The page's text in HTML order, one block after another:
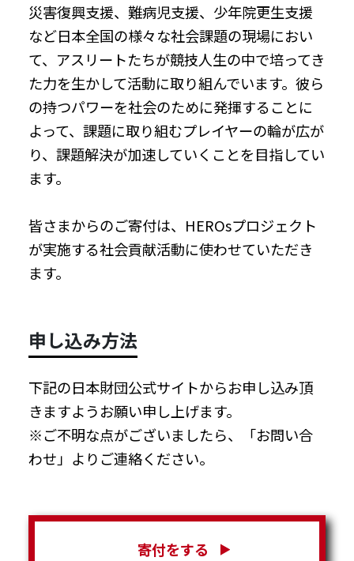
災害復興支援、難病児支援、少年院更生支援
など日本全国の様々な社会課題の現場におい
て、アスリートたちが競技人生の中で培ってき
た力を生かして活動に取り組んでいます。彼ら
の持つパワーを社会のために発揮することに
よって、課題に取り組むプレイヤーの輪が広が
り、課題解決が加速していくことを目指してい
ます。
皆さまからのご寄付は、HEROsプロジェクト
が実施する社会貢献活動に使わせていただき
ます。
申し込み方法
下記の日本財団公式サイトからお申し込み頂
きますようお願い申し上げます。
※ご不明な点がございましたら、「お問い合
わせ」よりご連絡ください。
寄付をする